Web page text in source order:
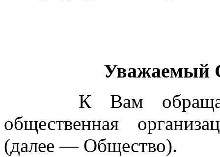
Уважаемый
К Вам обращается
общественная
(далее — Общество).